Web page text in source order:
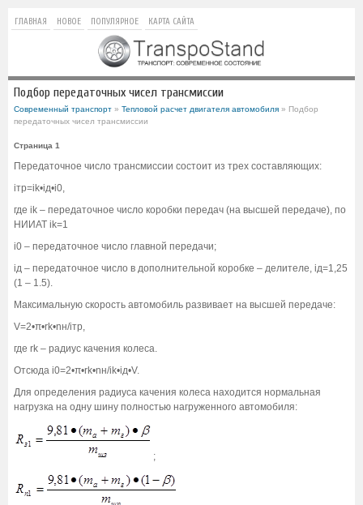
ГЛАВНАЯ НОВОЕ ПОПУЛЯРНОЕ КАРТА САЙТА
Подбор передаточных чисел трансмиссии
Современный транспорт » Тепловой расчет двигателя автомобиля » Подбор
передаточных чисел трансмиссии
Страница 1
Передаточное число трансмиссии состоит из трех составляющих:
iтр=ik•iд•i0,
где ik – передаточное число коробки передач (на высшей передаче), по
НИИАТ ik=1
i0 – передаточное число главной передачи;
iд – передаточное число в дополнительной коробке – делителе, iд=1,25
(1 – 1.5).
Максимальную скорость автомобиль развивает на высшей передаче:
V=2•π•rk•nн/iтр,
где rk – радиус качения колеса.
Отсюда i0=2•π•rk•nн/ik•iд•V.
Для определения радиуса качения колеса находится нормальная
нагрузка на одну шину полностью нагруженного автомобиля:
;